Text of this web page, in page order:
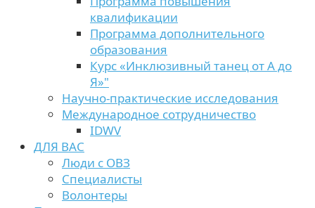
квалификации
Программа дополнительного
образования
Курс «Инклюзивный танец от А до
Я»"
Научно-практические исследования
Международное сотрудничество
IDWV
ДЛЯ ВАС
Люди с ОВЗ
Специалисты
Волонтеры